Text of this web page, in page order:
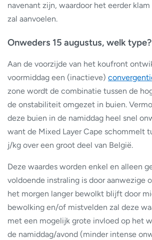
navenant zijn, waardoor het eerder
zal aanvoelen.
Onweders 15 augustus, welk type?
Aan de voorzijde van het koufront
voormiddag een (inactieve)
zone wordt de combinatie tussen de
de onstabiliteit omgezet in buien.
deze buien in de namiddag heel snel
want de Mixed Layer Cape schommelt
j/kg over een groot deel van België.
Deze waardes worden enkel en alleen
voldoende instraling is door aanwezige
het morgen langer bewolkt blijft door
bewolking en/of mistvelden zal deze
met een mogelijk grote invloed op het
de namiddag/avond (minder intense